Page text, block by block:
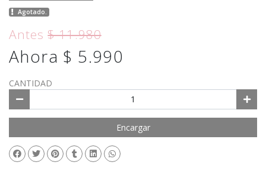
Agotado.
Antes$ 11.980
Ahora $ 5.990
CANTIDAD
Encargar